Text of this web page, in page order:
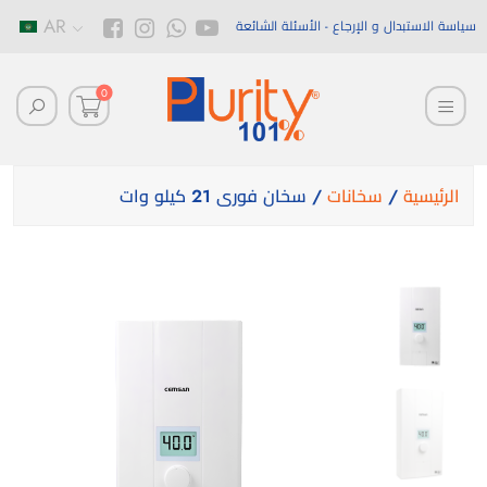
AR سياسة الاستبدال و الإرجاع الأسئلة الشائعة
0
الرئيسية / سخانات / سخان فورى 21 كيلو وات